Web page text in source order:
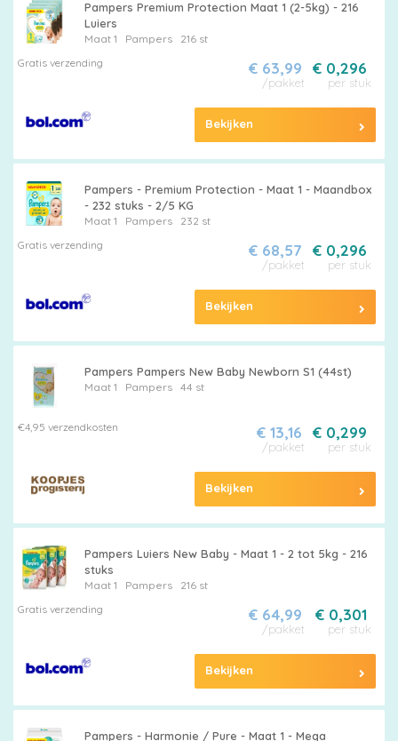
Pampers Premium Protection Maat 1 (2-5kg) - 216
Luiers
Maat 1 Pampers
216 st
Gratis verzending
€ 0,296
per stuk
€ 63,99
/pakket
Bekijken
Pampers - Premium Protection - Maat 1 - Maandbox
- 232 stuks - 2/5 KG
Maat 1 Pampers
232 st
Gratis verzending
€ 0,296
per stuk
€ 68,57
/pakket
Bekijken
Pampers Pampers New Baby Newborn S1 (44st)
Maat 1 Pampers 44 st
€4,95 verzendkosten € 0,299
per stuk
€ 13,16
/pakket
Bekijken
Pampers Luiers New Baby - Maat 1 - 2 tot 5kg - 216
stuks
Maat 1 Pampers
216 st
Gratis verzending
€ 0,301
per stuk
€ 64,99
/pakket
Bekijken
Pampers - Harmonie / Pure - Maat 1 - Mega